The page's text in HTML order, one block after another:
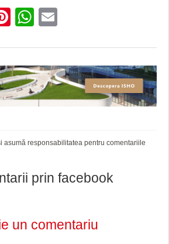
GRĂDINIŢE DIN TIMIŞ
Pinterest
WhatsApp
asumă responsabilitatea pentru comentariile
prin facebook
un comentariu